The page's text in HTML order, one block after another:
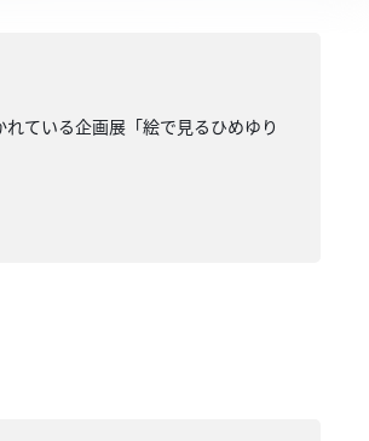
ている企画展「絵で見るひめゆり